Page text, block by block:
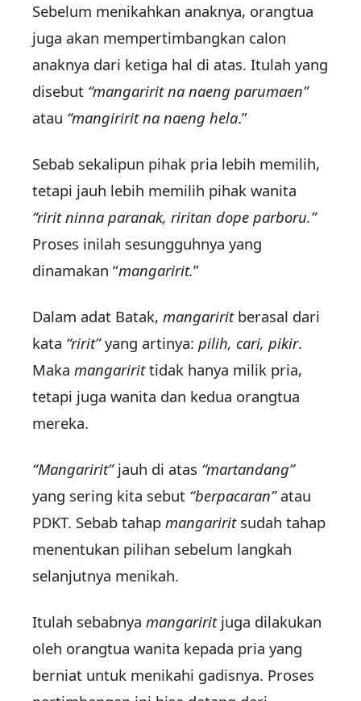
Sebelum menikahkan anaknya, orangtua
juga akan mempertimbangkan calon
anaknya dari ketiga hal di atas. Itulah yang
disebut “mangaririt na naeng parumaen”
atau “mangiririt na naeng hela.”
Sebab sekalipun pihak pria lebih memilih,
tetapi jauh lebih memilih pihak wanita
“ririt ninna paranak, riritan dope parboru.”
Proses inilah sesungguhnya yang
dinamakan “mangaririt.”
Dalam adat Batak, mangaririt berasal dari
kata “ririt”yang artinya: pilih, cari, pikir.
Maka mangaririttidak hanya milik pria,
tetapi juga wanita dan kedua orangtua
mereka.
“Mangaririt”jauh di atas “martandang”
yang sering kita sebut “berpacaran”atau
PDKT. Sebab tahap mangariritsudah tahap
menentukan pilihan sebelum langkah
selanjutnya menikah.
Itulah sebabnya mangaririt juga dilakukan
oleh orangtua wanita kepada pria yang
berniat untuk menikahi gadisnya. Proses